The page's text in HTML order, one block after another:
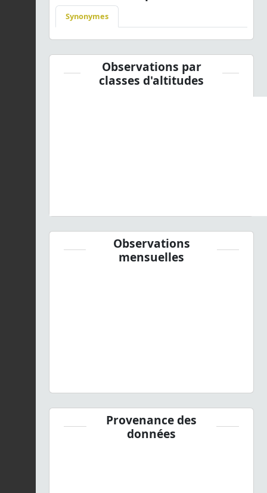
Synonymes
Observations par
classes d'altitudes
Observations
mensuelles
Provenance des
données